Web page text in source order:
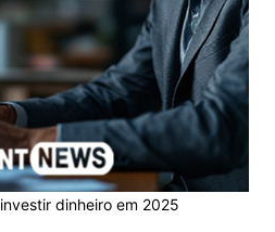
dinheiro em 2025